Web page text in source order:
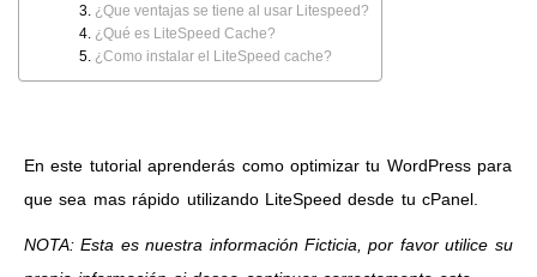
¿Que ventajas se tiene al usar Litespeed?
¿Qué es LiteSpeed Cache?
¿Como instalar el LiteSpeed cache?
En este tutorial aprenderás como optimizar tu WordPress para
que sea mas rápido utilizando LiteSpeed desde tu cPanel.
NOTA: Esta es nuestra información Ficticia, por favor utilice su